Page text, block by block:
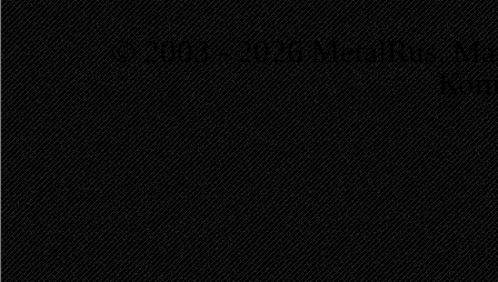
© 2003 - 2026 MetalRus.